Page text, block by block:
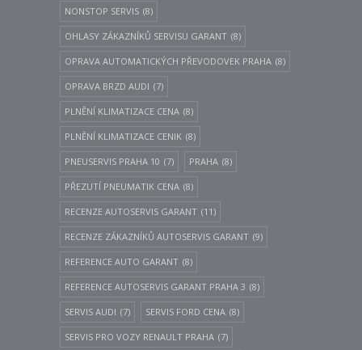
NONSTOP SERVIS (8)
OHLASY ZÁKAZNÍKŮ SERVISU GARANT (8)
OPRAVA AUTOMATICKÝCH PŘEVODOVEK PRAHA (8)
OPRAVA BRZD AUDI (7)
PLNĚNÍ KLIMATIZACE CENA (8)
PLNĚNÍ KLIMATIZACE CENIK (8)
PNEUSERVIS PRAHA 10 (7) PRAHA (8)
PŘEZUTÍ PNEUMATIK CENA (8)
RECENZE AUTOSERVIS GARANT (11)
RECENZE ZÁKAZNÍKŮ AUTOSERVIS GARANT (9)
REFERENCE AUTO GARANT (8)
REFERENCE AUTOSERVIS GARANT PRAHA 3 (8)
SERVIS AUDI (7) SERVIS FORD CENA (8)
SERVIS PRO VOZY RENAULT PRAHA (7)